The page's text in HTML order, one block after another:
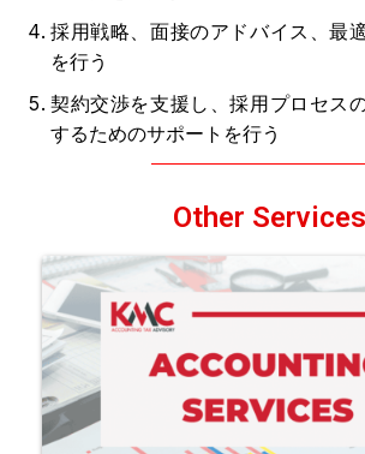
採用戦略、面接のアドバイス、最
を行う
契約交渉を支援し、採用プロセス
するためのサポートを行う
Other Services